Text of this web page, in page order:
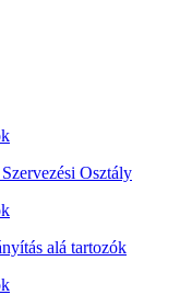
Osztály
alá tartozók